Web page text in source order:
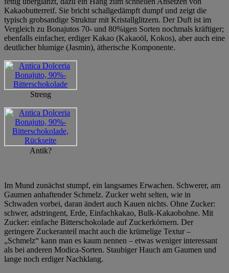
Kakaobutterreif. Sie bricht schallgedämpft dumpf und zeigt die
typisch grobsandige Struktur mit Kristallglitzern. Der Duft ist im
Vergleich zu Bonajutos 70- und 80%igen Sorten nochmals kräftiger;
ebenfalls einfacher, erdiger Kakao (Kakaoöl, Kokos), aber auch eine
deutlicher blumige (Jasmin), ätherische Komponente.
Streng
Antik?
Im Mund zunächst stumpf, ein langsames Erwachen. Schwerer, am
Gaumen anhaftender Schmelz. Zucker weht selten, wie in
Schwaden vorbei, daran ändert auch Kauen nichts. Ohne Zucker:
schwer, adstringent, Erde, Einfachkakao, Bulk-Kakaobohne. Mit
Zucker: einfache Bitterschokolade auf Zuckerkörnern. Der
geringere Zuckeranteil macht auch die krümelige Textur –
„Schmelz“ kann man es kaum nennen – etwas weniger interessant
als bei anderen Modica-Sorten. Staubiger Hauch am Gaumen und
lange noch erdiger Nachklang.